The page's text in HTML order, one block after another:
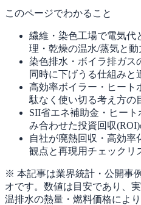
このページでわかること
繊維・染色工場で電気代
理・乾燥の温水/蒸気と
染色排水・ボイラ排ガス
同時に下げうる仕組みと
高効率ボイラー・ヒート
駄なく使い切る考え方の
SII省エネ補助金・ヒー
み合わせた投資回収
自社が廃熱回収・高効率
観点と再現用チェックリ
※ 本記事は業界統計・公開事
オです。数値は目安であり、
温排水の熱量・燃料価格によ